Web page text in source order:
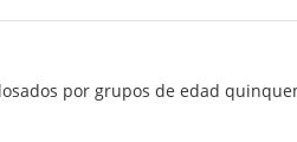
por grupos de edad